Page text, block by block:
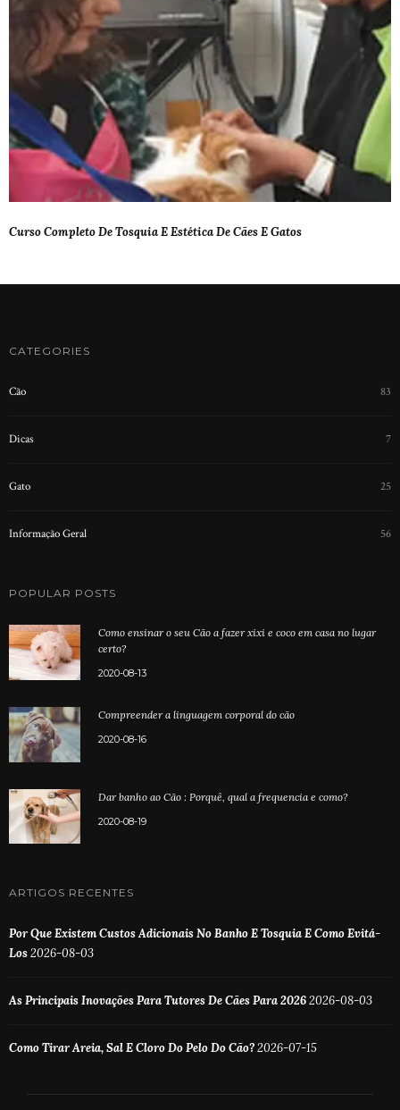
Curso Completo De Tosquia E Estética De Cães E Gatos
CATEGORIES
Cão 83
Dicas 7
Gato 25
Informação Geral 56
POPULAR POSTS
Como ensinar o seu Cão a fazer xixi e coco em casa no lugar
certo?
2020-08-13
Compreender a linguagem corporal do cão
2020-08-16
Dar banho ao Cão : Porquê, qual a frequencia e como?
2020-08-19
ARTIGOS RECENTES
Por Que Existem Custos Adicionais No Banho E Tosquia E Como Evitá-
Los2026-08-03
As Principais Inovações Para Tutores De Cães Para 20262026-08-03
Como Tirar Areia, Sal E Cloro Do Pelo Do Cão?2026-07-15